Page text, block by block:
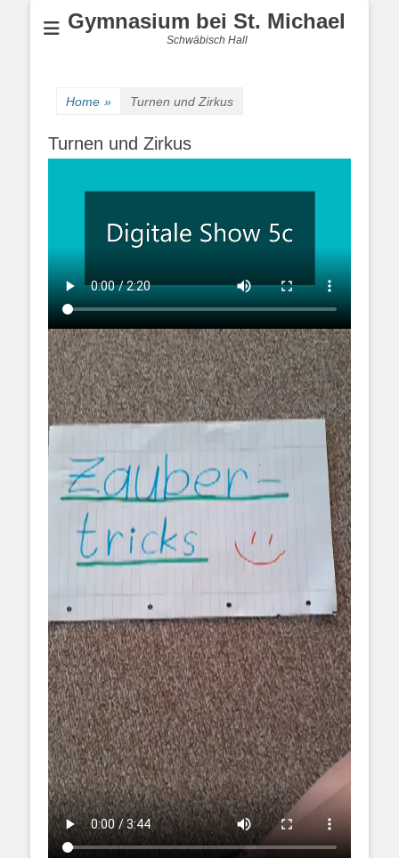
Gymnasium bei St. Michael
Schwäbisch Hall
Home » Turnen und Zirkus
Turnen und Zirkus